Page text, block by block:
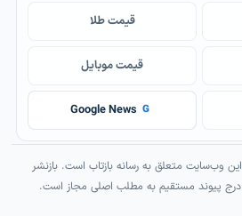
قیمت طلا
قیمت موبایل
G
Google News
وب‌سایت متعلق به رسانه بازتاب است. بازنشر
و درج پیوند مستقیم به مطلب اصلی مجاز است.